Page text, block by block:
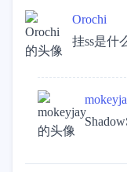
Orochi
挂ss是什